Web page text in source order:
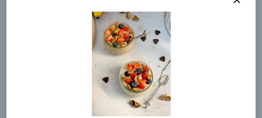
Brokolicová polievka so